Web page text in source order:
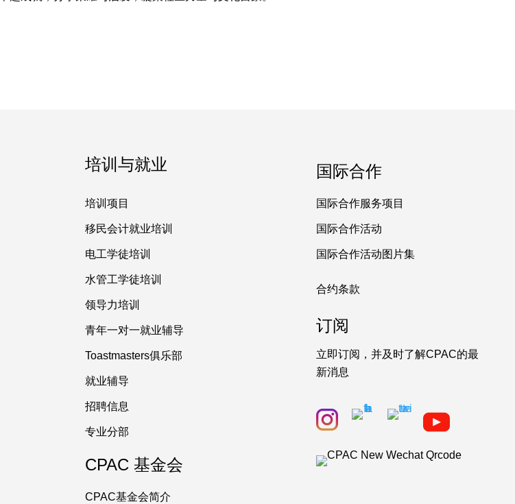
培训与就业
培训项目
移民会计就业培训
电工学徒培训
水管工学徒培训
领导力培训
青年一对一就业辅导
Toastmasters俱乐部
就业辅导
招聘信息
专业分部
CPAC 基金会
CPAC基金会简介
国际合作
国际合作服务项目
国际合作活动
国际合作活动图片集
合约条款
订阅
立即订阅，并及时了解CPAC的最
新消息